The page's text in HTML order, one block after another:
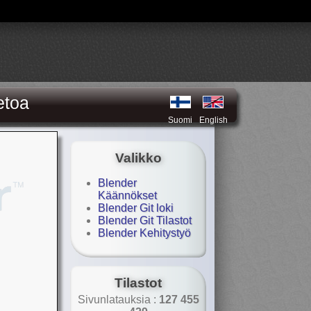
Suomi English
Valikko
Blender
Käännökset
Blender Git loki
Blender Git Tilastot
Blender Kehitystyö
Tilastot
Sivunlatauksia : 127 455